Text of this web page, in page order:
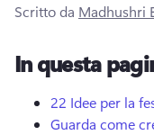
Provalo
Scritto da Madhushri
In questa
22 Idee per la
Guarda come